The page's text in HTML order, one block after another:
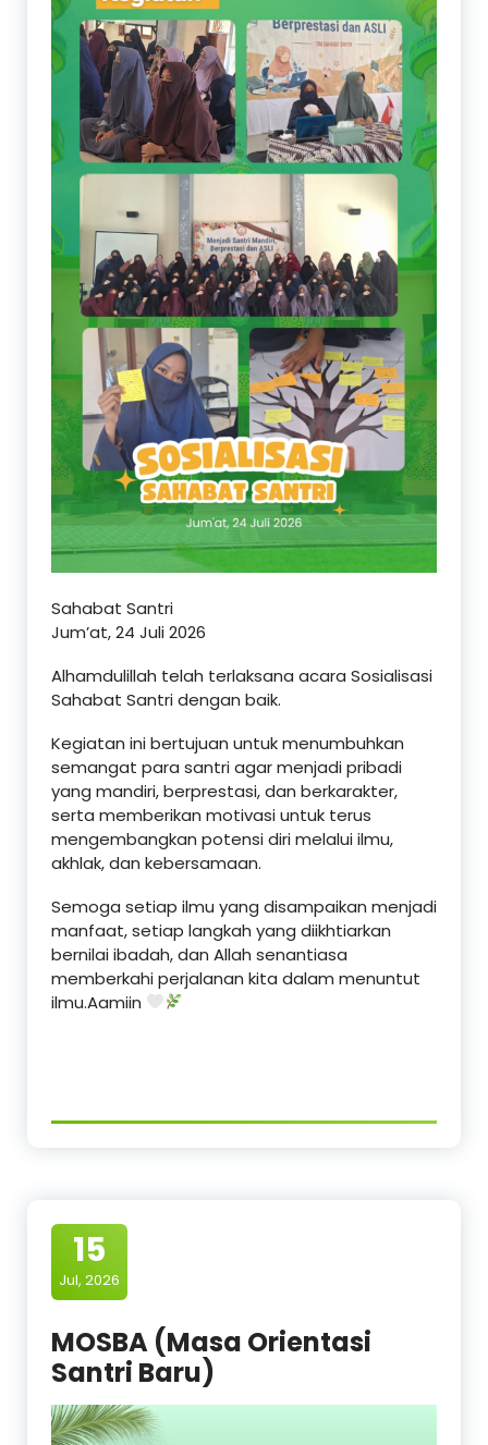
Sahabat Santri
Jum’at, 24 Juli 2026
Alhamdulillah telah terlaksana acara Sosialisasi
Sahabat Santri dengan baik.
Kegiatan ini bertujuan untuk menumbuhkan
semangat para santri agar menjadi pribadi
yang mandiri, berprestasi, dan berkarakter,
serta memberikan motivasi untuk terus
mengembangkan potensi diri melalui ilmu,
akhlak, dan kebersamaan.
Semoga setiap ilmu yang disampaikan menjadi
manfaat, setiap langkah yang diikhtiarkan
bernilai ibadah, dan Allah senantiasa
memberkahi perjalanan kita dalam menuntut
ilmu.Aamiin
15
Jul, 2026
MOSBA (Masa Orientasi
Santri Baru)